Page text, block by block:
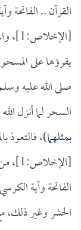
القرآن .. الفاتحة
يقرؤها على
صلى الله عليه
السحر لما أنزل
بمثلهما)، فالتعوذ
الفاتحة وآية
الحشر وغير ذلك،